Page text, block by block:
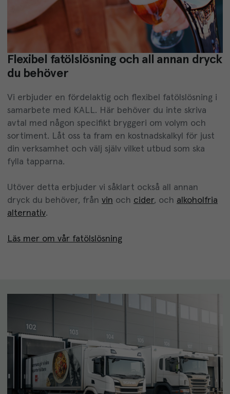
Flexibel fatölslösning och all annan dryck
du behöver
Vi erbjuder en fördelaktig och flexibel fatölslösning i
samarbete med KALL. Här behöver du inte skriva
avtal med någon specifikt bryggeri om volym och
sortiment. Låt oss ta fram en kostnadskalkyl för just
din verksamhet och välj själv vilket utbud som ska
fylla tapparna.
Utöver detta erbjuder vi såklart också all annan
dryck du behöver, från vin och cider, och alkoholfria
alternativ.
Läs mer om vår fatölslösning